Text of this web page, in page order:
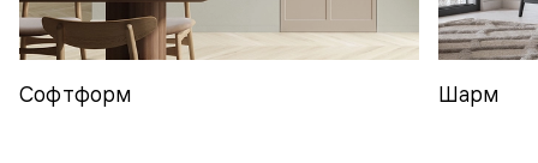
Софтформ Шарм